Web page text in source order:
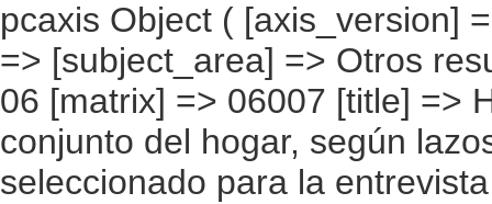
pcaxis Object ( [axis_version] => [creation_date] => 20080708 [note] => [subject_area] => Otros resultados nacionales [subject_code] => 06 [matrix] => 06007 [title] => Hogares con inmigrantes por origen conjunto del hogar, según lazos de parentesco del inmigrante seleccionado para la entrevista [description] => [contents] => Hogares con inmigrantes [units] => hogares [stub] => Array ( [0] => origen conjunto del hogar ) [heading] => Array ( [0] => lazos de parentesco de la persona seleccionada con las personas del hogar ) [prestext] => [values] => Array ( [:www.ine.es tel: " "+34 91 5839100 "; VALUES("origen conjunto del hogar] => Array ( [0] => Total [1] => HOGAR SÓLO CON INMIGRANTES [2] => Hogar con inmigrantes, todos ellos procedentes de países europeos [3] => Hogar con inmigrantes, todos ellos procedentes de países africanos [4] => Hogar con inmigrantes, todos ellos procedentes de americanos [5] => Hogar con inmigrantes, todos ellos procedentes de países asiáticos o de Oceanía [6] => Hogar con inmigrantes, todos ellos procedentes de alguna combinación de las agrupaciones de países anteriores [7] => HOGAR DE ESPAÑOLES E INMIGRANTES [8] => Hogar de españoles e inmigrantes procedentes de países europeos [9] => Hogar de españoles e inmigrantes procedentes de países africanos [10] => Hogar de españoles e inmigrantes procedentes de países americanos [11] => Hogar de españoles e inmigrantes procedentes de países asiáticos o de Oceanía [12] => Hogar de españoles e inmigrantes procedentes de alguna combinación de las agrupaciones de países anteriores ) [lazos de parentesco de la persona seleccionada con las personas del hogar] => Array ( [0] => Total [1] => Sin pareja ni hijos [2] => Sin pareja pero con